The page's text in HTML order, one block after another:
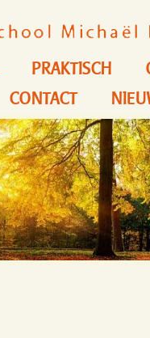
PRAKTISCH
CONTACT